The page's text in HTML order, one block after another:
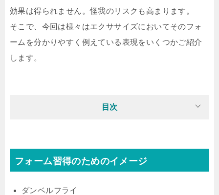
効果は得られません。怪我のリスクも高まります。
そこで、今回は様々はエクササイズにおいてそのフォ
ームを分かりやすく例えている表現をいくつかご紹介
します。
目次
フォーム習得のためのイメージ
ダンベルフライ